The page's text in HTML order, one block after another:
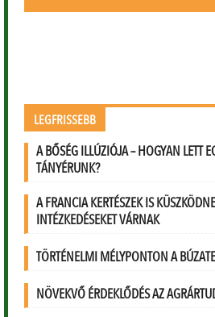
LEGFRISSEBB
A BŐSÉG ILLÚZIÓJA – HOGYAN LETT
TÁNYÉRUNK?
A FRANCIA KERTÉSZEK IS
INTÉZKEDÉSEKET VÁRNAK
TÖRTÉNELMI MÉLYPONTON A
NÖVEKVŐ ÉRDEKLŐDÉS AZ